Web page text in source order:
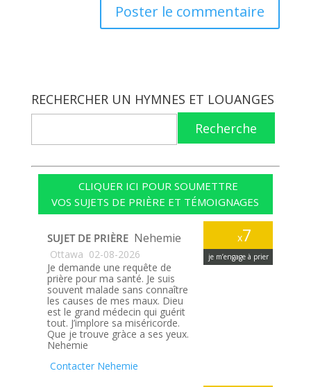
RECHERCHER UN HYMNES ET LOUANGES
Recherche
CLIQUER ICI POUR SOUMETTRE
VOS SUJETS DE PRIÈRE ET TÉMOIGNAGES
x7
je m’engage à prier
SUJET DE PRIÈRE Nehemie
Ottawa 02-08-2026
Je demande une requête de
prière pour ma santé. Je suis
souvent malade sans connaître
les causes de mes maux. Dieu
est le grand médecin qui guérit
tout. J’implore sa miséricorde.
Que je trouve gràce a ses yeux.
Nehemie
Contacter Nehemie